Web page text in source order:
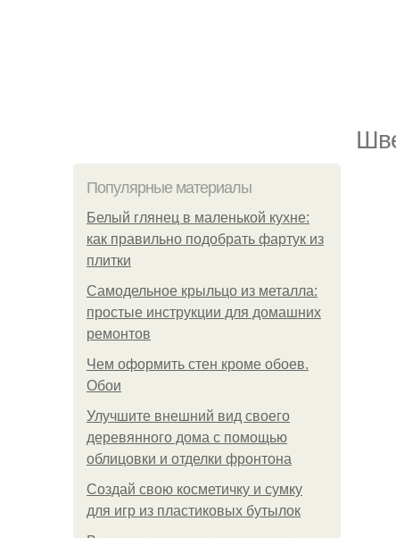
Популярные материалы
Белый глянец в маленькой кухне:
как правильно подобрать фартук из
плитки
Самодельное крыльцо из металла:
простые инструкции для домашних
ремонтов
Чем оформить стен кроме обоев.
Обои
Улучшите внешний вид своего
деревянного дома с помощью
облицовки и отделки фронтона
Создай свою косметичку и сумку
для игр из пластиковых бутылок